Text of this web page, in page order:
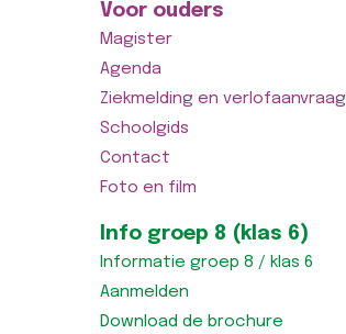
Voor ouders
Magister
Agenda
Ziekmelding en verlofaanvraag
Schoolgids
Contact
Foto en film
Info groep 8 (klas 6)
Informatie groep 8 / klas 6
Aanmelden
Download de brochure